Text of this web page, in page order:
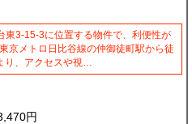
東3-15-3に位置する物件で、利便性が
京メトロ日比谷線の仲御徒町駅から徒
り、アクセスや視…
円